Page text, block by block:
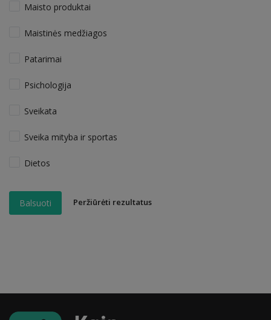
Maisto produktai
Maistinės medžiagos
Patarimai
Psichologija
Sveikata
Sveika mityba ir sportas
Dietos
Balsuoti Peržiūrėti rezultatus